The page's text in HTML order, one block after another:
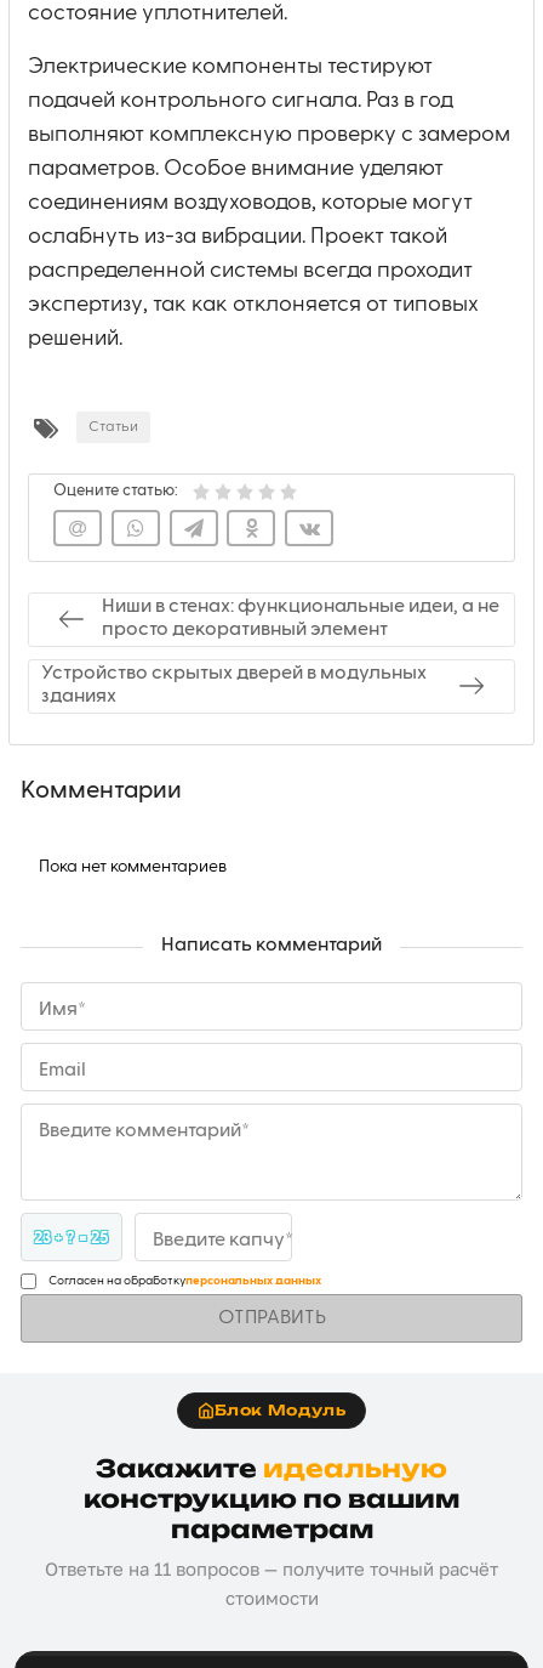
состояние уплотнителей.
Электрические компоненты тестируют
подачей контрольного сигнала. Раз в год
выполняют комплексную проверку с замером
параметров. Особое внимание уделяют
соединениям воздуховодов, которые могут
ослабнуть из-за вибрации. Проект такой
распределенной системы всегда проходит
экспертизу, так как отклоняется от типовых
решений.
Статьи
Оцените статью:
Ниши в стенах: функциональные идеи, а не
просто декоративный элемент
Устройство скрытых дверей в модульных
зданиях
Комментарии
Пока нет комментариев
Написать комментарий
Имя*
Email
Введите комментарий*
23 + ? = 25 Введите капчу*
Согласен на обработкуперсональных данных
ОТПРАВИТЬ
Блок Модуль
Закажите идеальную
конструкцию по вашим
параметрам
Ответьте на 11 вопросов — получите точный расчёт
стоимости